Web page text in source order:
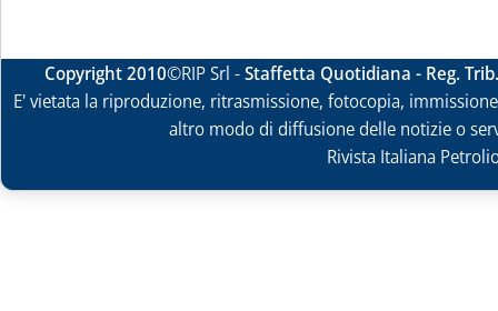
Copyright 2010©RIP Srl -Staffetta Quotidiana - Reg.
E' vietata la riproduzione, ritrasmissione, fotocopia,
altro modo di diffusione delle notizie o
Rivista Italiana